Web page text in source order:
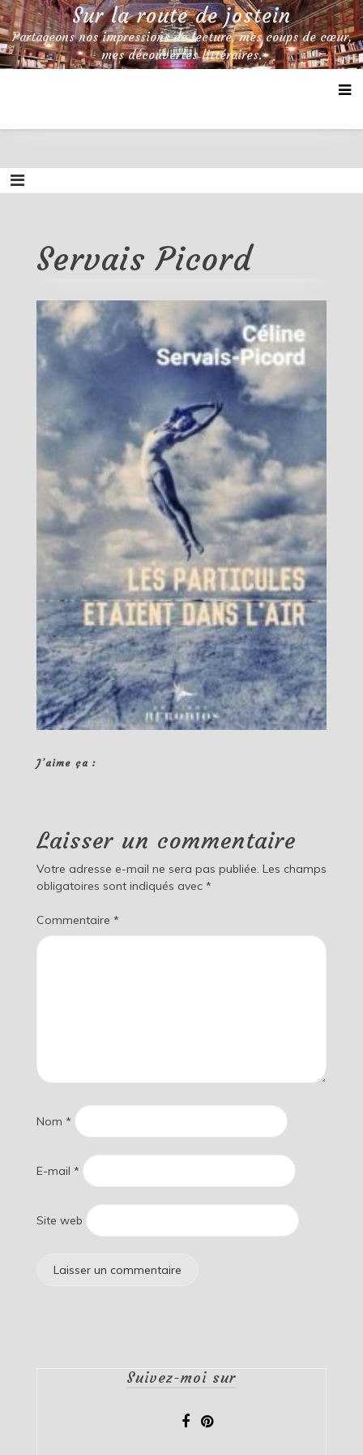
Skip
to
content
Sur la route de jostein
Partageons nos impressions de lecture, mes coups de cœur,
mes découvertes littéraires.
Servais Picord
J’aime ça :
Laisser un commentaire
Votre adresse e-mail ne sera pas publiée. Les champs
obligatoires sont indiqués avec *
Commentaire *
Nom *
E-mail *
Site web
Suivez-moi sur